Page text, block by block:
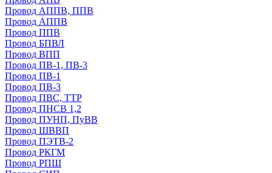
Провод АППВ, ППВ
Провод АППВ
Провод ППВ
Провод БПВЛ
Провод ВПП
Провод ПВ-1, ПВ-3
Провод ПВ-1
Провод ПВ-3
Провод ПВС, ТТР
Провод ПНСВ 1,2
Провод ПУНП, ПуВВ
Провод ШВВП
Провод ПЭТВ-2
Провод РКГМ
Провод РПШ